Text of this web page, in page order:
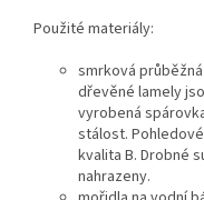
Použité materiály:
smrková
dřevěné lamely
vyrobená
stálost.
kvalita B. Drobné
nahrazeny.